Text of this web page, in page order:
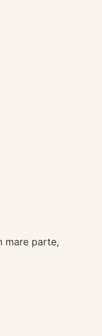
mare parte,